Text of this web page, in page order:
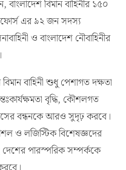
এর ৯২ জন সদস্য
ও বাংলাদেশ নৌবাহিনীর
বৃদ্ধি, কৌশলগত
বন্ধনকে আরও সুদৃঢ় করবে।
ও লজিস্টিক বিশেষজ্ঞদের
দেশের পারস্পরিক সম্পর্ককে